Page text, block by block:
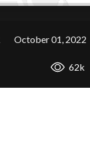
October 01, 2022
62k